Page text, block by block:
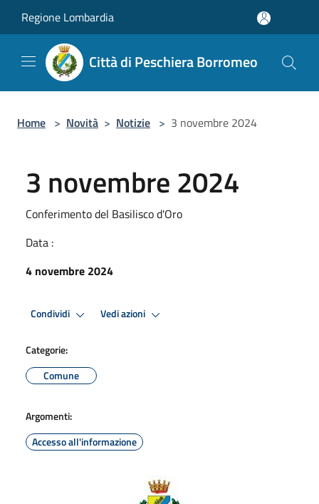
Regione Lombardia
Città di Peschiera Borromeo
Home > Novità > Notizie > 3 novembre 2024
3 novembre 2024
Conferimento del Basilisco d'Oro
Data :
4 novembre 2024
Condividi Vedi azioni
Categorie:
Comune
Argomenti:
Accesso all'informazione